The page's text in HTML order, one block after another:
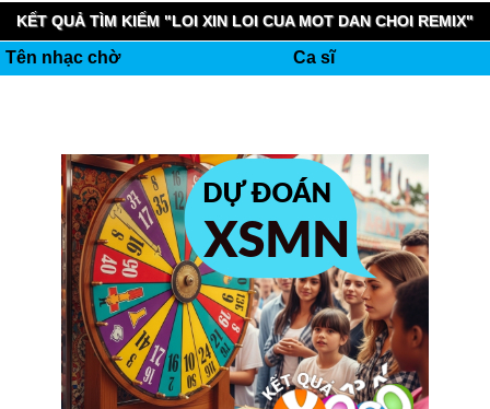
KẾT QUẢ TÌM KIẾM "LOI XIN LOI CUA MOT DAN CHOI REMIX"
Tên nhạc chờ Ca sĩ